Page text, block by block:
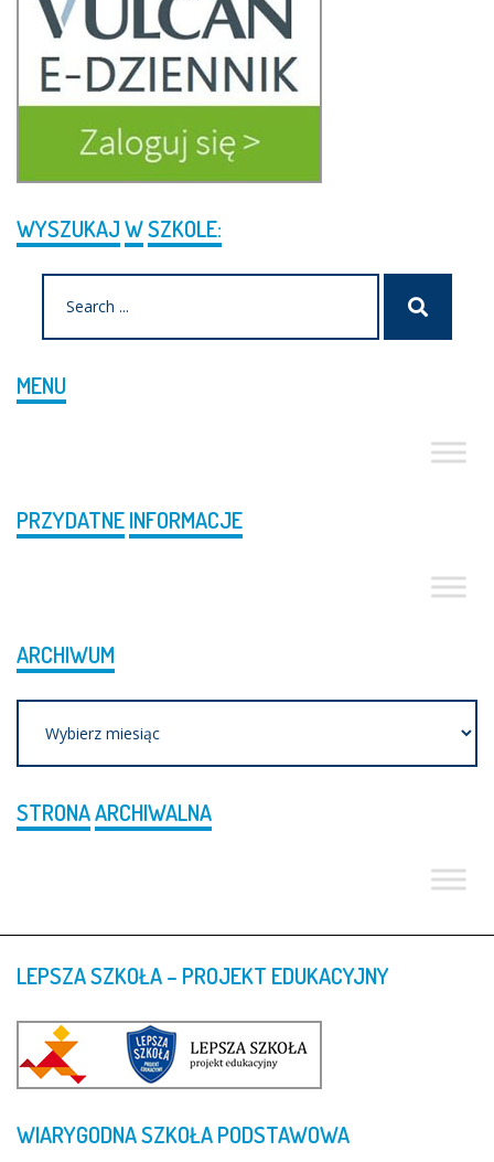
WYSZUKAJWSZKOLE:
Szukaj
MENU
PRZYDATNEINFORMACJE
ARCHIWUM
STRONAARCHIWALNA
LEPSZASZKOŁA– PROJEKT EDUKACYJNY
WIARYGODNASZKOŁAPODSTAWOWA